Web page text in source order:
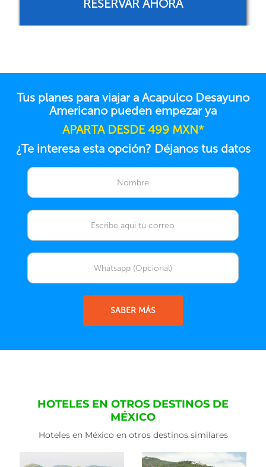
RESERVAR AHORA
Tus planes para viajar a Acapulco Desayuno
Americano pueden empezar ya
APARTA DESDE 499 MXN*
¿Te interesa esta opción? Déjanos tus datos
SABER MÁS
HOTELES EN OTROS DESTINOS DE
MÉXICO
Hoteles en México en otros destinos similares